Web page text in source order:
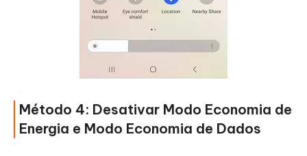
Método 4: Desativar Modo Economia de
Energia e Modo Economia de Dados